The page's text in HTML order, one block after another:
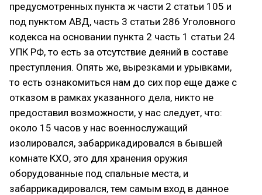
предусмотренных пункта ж части 2 статьи 105 и
под пунктом АВД, часть 3 статьи 286 Уголовного
кодекса на основании пункта 2 часть 1 статьи 24
УПК РФ, то есть за отсутствие деяний в составе
преступления. Опять же, вырезками и урывками,
то есть ознакомиться нам до сих пор еще даже с
отказом в рамках указанного дела, никто не
предоставил возможности, у нас следует, что:
около 15 часов у нас военнослужащий
изолировался, забаррикадировался в бывшей
комнате КХО, это для хранения оружия
оборудованные под спальные места, и
забаррикадировался, тем самым вход в данное